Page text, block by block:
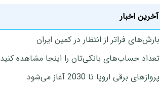
آخرین اخبار
بارش‌های فراتر از انتظار در کمین ایران
تعداد حساب‌های بانکی‌تان را اینجا مشاهده کنید
پروازهای برقی اروپا تا 2030 آغاز می‌شود